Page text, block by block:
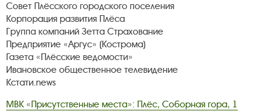
Совет Плёсского городского поселения
Корпорация развития Плёса
Группа компаний Зетта Страхование
Предприятие «Аргус» (Кострома)
Газета «Плёсские ведомости»
Ивановское общественное телевидение
Кстати.news
МВК «Присутственные места»: Плёс, Соборная гора, 1